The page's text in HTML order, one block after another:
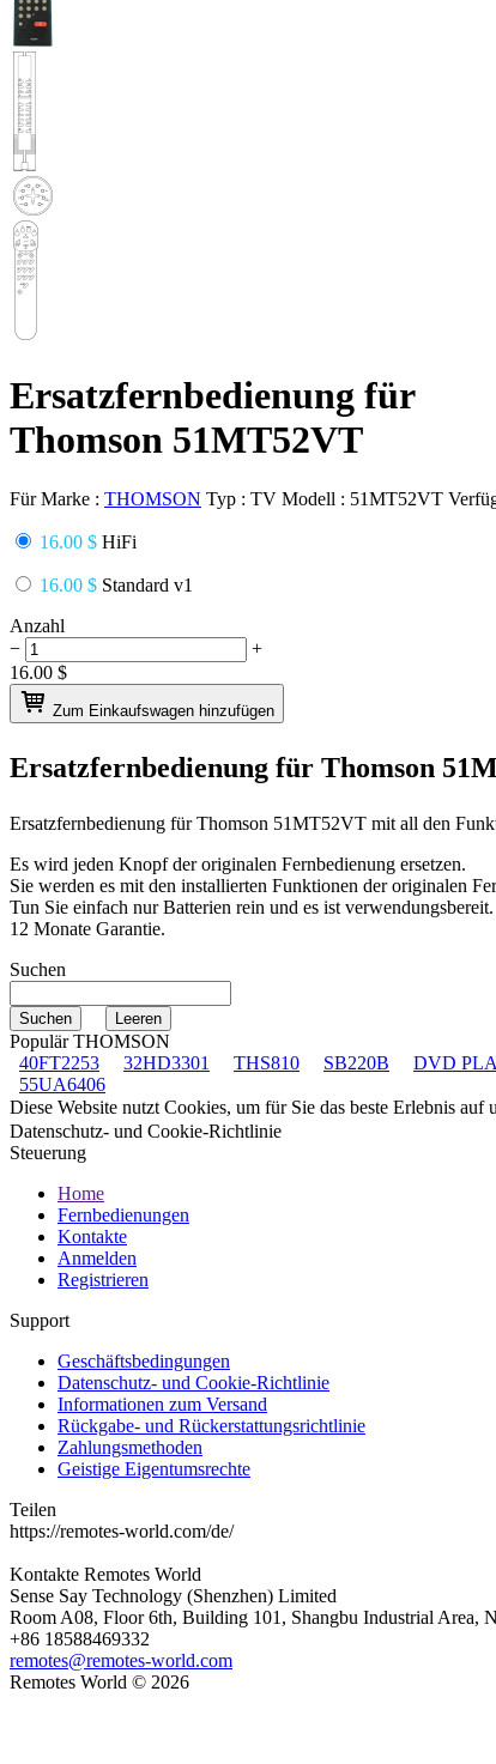
Ersatzfernbedienung für
Thomson 51MT52VT
Für Marke : THOMSON Typ : TV Modell : 51MT52VT
16.00 $ HiFi
16.00 $ Standard v1
Anzahl
−
+
16.00 $
Zum Einkaufswagen hinzufügen
Ersatzfernbedienung für Thomson
Ersatzfernbedienung fürThomson 51MT52VT mit all den
Es wird jeden Knopf der originalen Fernbedienung ersetzen.
Sie werden es mit den installierten Funktionen der originalen
Tun Sie einfach nur Batterien rein und es ist verwendungsbereit.
12 Monate Garantie.
Suchen
Populär THOMSON
40FT2253
32HD3301 THS810 SB220B DVD
55UA6406
Diese Website nutzt Cookies, um für Sie das beste Erlebnis auf
Datenschutz- und Cookie-Richtlinie
Steuerung
Home
Fernbedienungen
Kontakte
Anmelden
Registrieren
Support
Geschäftsbedingungen
Datenschutz- und Cookie-Richtlinie
Informationen zum Versand
Rückgabe- und Rückerstattungsrichtlinie
Zahlungsmethoden
Geistige Eigentumsrechte
Teilen
https://remotes-world.com/de/
Kontakte Remotes World
Sense Say Technology (Shenzhen) Limited
Room A08, Floor 6th, Building 101, Shangbu Industrial Area,
+86 18588469332
remotes@remotes-world.com
Remotes World © 2026